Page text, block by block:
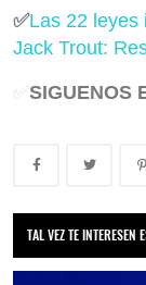
✅Las 22 leyes
Jack Trout:
✅ SIGUENOS
TAL VEZ TE INTERESEN